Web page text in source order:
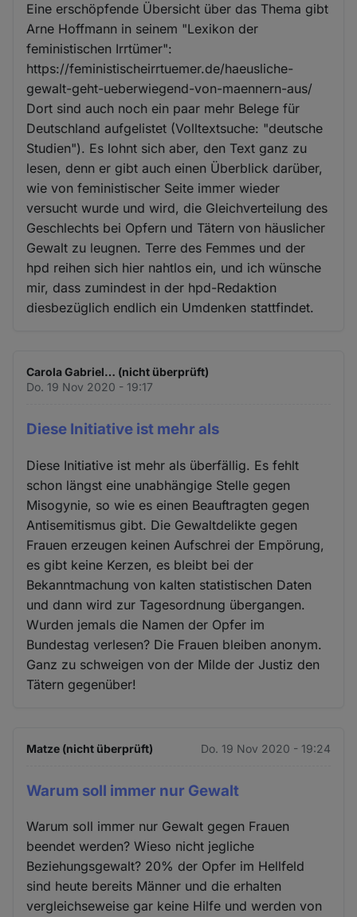
Eine erschöpfende Übersicht über das Thema gibt
Arne Hoffmann in seinem "Lexikon der
feministischen Irrtümer":
https://feministischeirrtuemer.de/haeusliche-
gewalt-geht-ueberwiegend-von-maennern-aus/
Dort sind auch noch ein paar mehr Belege für
Deutschland aufgelistet (Volltextsuche: "deutsche
Studien"). Es lohnt sich aber, den Text ganz zu
lesen, denn er gibt auch einen Überblick darüber,
wie von feministischer Seite immer wieder
versucht wurde und wird, die Gleichverteilung des
Geschlechts bei Opfern und Tätern von häuslicher
Gewalt zu leugnen. Terre des Femmes und der
hpd reihen sich hier nahtlos ein, und ich wünsche
mir, dass zumindest in der hpd-Redaktion
diesbezüglich endlich ein Umdenken stattfindet.
Carola Gabriel… (nicht überprüft)
Do. 19 Nov 2020 - 19:17
Diese Initiative ist mehr als
Diese Initiative ist mehr als überfällig. Es fehlt
schon längst eine unabhängige Stelle gegen
Misogynie, so wie es einen Beauftragten gegen
Antisemitismus gibt. Die Gewaltdelikte gegen
Frauen erzeugen keinen Aufschrei der Empörung,
es gibt keine Kerzen, es bleibt bei der
Bekanntmachung von kalten statistischen Daten
und dann wird zur Tagesordnung übergangen.
Wurden jemals die Namen der Opfer im
Bundestag verlesen? Die Frauen bleiben anonym.
Ganz zu schweigen von der Milde der Justiz den
Tätern gegenüber!
Matze (nicht überprüft) Do. 19 Nov 2020 - 19:24
Warum soll immer nur Gewalt
Warum soll immer nur Gewalt gegen Frauen
beendet werden? Wieso nicht jegliche
Beziehungsgewalt? 20% der Opfer im Hellfeld
sind heute bereits Männer und die erhalten
vergleichseweise gar keine Hilfe und werden von